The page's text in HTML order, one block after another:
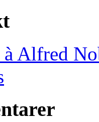
à Alfred